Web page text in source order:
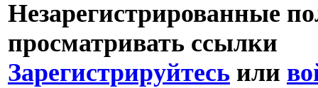
Незарегистрированные
просматривать ссылки
Зарегистрируйтесь или